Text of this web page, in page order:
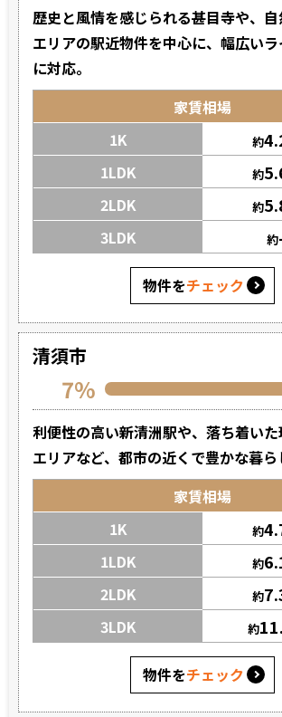
歴史と風情を感じられる甚目寺や、
エリアの駅近物件を中心に、幅広い
に対応。
家賃相場
1K
約
1LDK 約
2LDK 約
3LDK 約
物件をチェック
清須市
7%
利便性の高い新清洲駅や、落ち着い
エリアなど、都市の近くで豊かな暮ら
家賃相場
1K
約
1LDK 約
2LDK 約
3LDK 約
物件をチェック